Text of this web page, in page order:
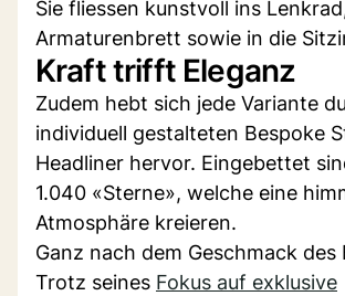
Sie fliessen kunstvoll ins
Armaturenbrett sowie in die
Kraft trifft Eleganz
Zudem hebt sich jede Variante
individuell gestalteten Bespoke
Headliner hervor. Eingebettet
1.040 «Sterne», welche eine
Atmosphäre kreieren.
Ganz nach dem Geschmack des
Trotz seines Fokus auf exklusive